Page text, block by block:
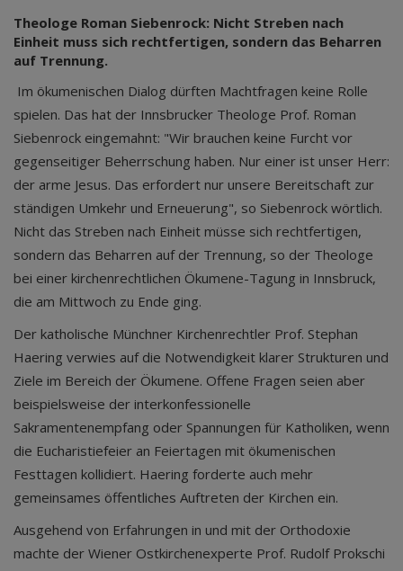
Theologe Roman Siebenrock: Nicht Streben nach
Einheit muss sich rechtfertigen, sondern das Beharren
auf Trennung.
Im ökumenischen Dialog dürften Machtfragen keine Rolle
spielen. Das hat der Innsbrucker Theologe Prof. Roman
Siebenrock eingemahnt: "Wir brauchen keine Furcht vor
gegenseitiger Beherrschung haben. Nur einer ist unser Herr:
der arme Jesus. Das erfordert nur unsere Bereitschaft zur
ständigen Umkehr und Erneuerung", so Siebenrock wörtlich.
Nicht das Streben nach Einheit müsse sich rechtfertigen,
sondern das Beharren auf der Trennung, so der Theologe
bei einer kirchenrechtlichen Ökumene-Tagung in Innsbruck,
die am Mittwoch zu Ende ging.
Der katholische Münchner Kirchenrechtler Prof. Stephan
Haering verwies auf die Notwendigkeit klarer Strukturen und
Ziele im Bereich der Ökumene. Offene Fragen seien aber
beispielsweise der interkonfessionelle
Sakramentenempfang oder Spannungen für Katholiken, wenn
die Eucharistiefeier an Feiertagen mit ökumenischen
Festtagen kollidiert. Haering forderte auch mehr
gemeinsames öffentliches Auftreten der Kirchen ein.
Ausgehend von Erfahrungen in und mit der Orthodoxie
machte der Wiener Ostkirchenexperte Prof. Rudolf Prokschi